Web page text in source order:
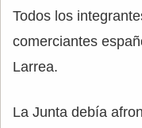
Todos los
comerciantes
Larrea.
La Junta debía